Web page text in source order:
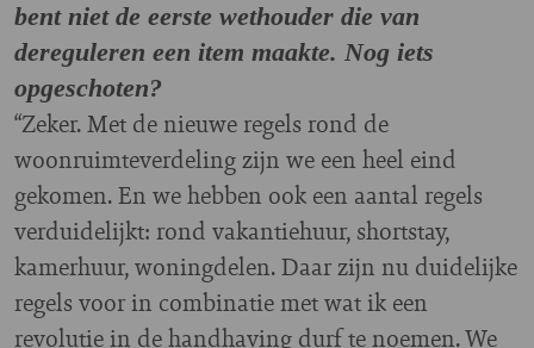
bent niet de eerste wethouder die van
dereguleren een item maakte. Nog iets
opgeschoten?
“Zeker. Met de nieuwe regels rond de
woonruimteverdeling zijn we een heel eind
gekomen. En we hebben ook een aantal regels
verduidelijkt: rond vakantiehuur, shortstay,
kamerhuur, woningdelen. Daar zijn nu duidelijke
regels voor in combinatie met wat ik een
revolutie in de handhaving durf te noemen. We